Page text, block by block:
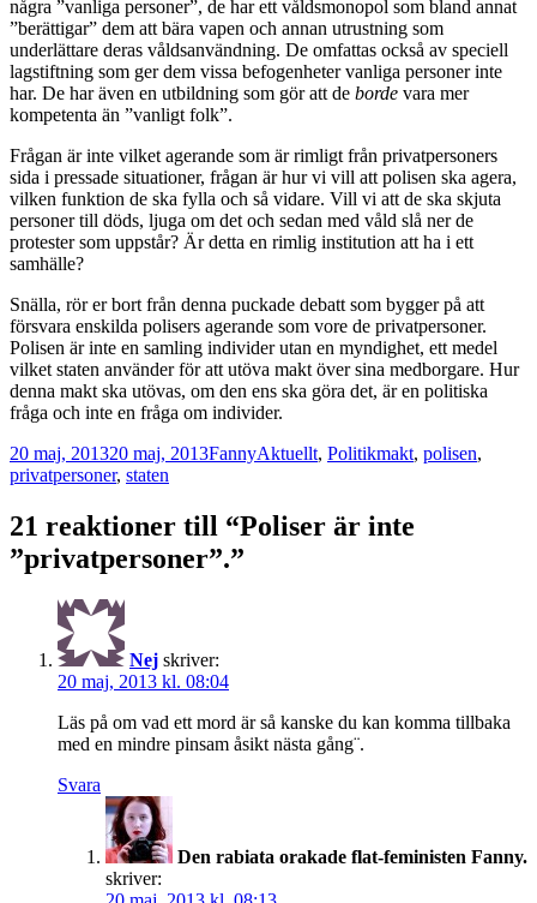
några ”vanliga personer”, de har ett våldsmonopol som bland annat
”berättigar” dem att bära vapen och annan utrustning som
underlättare deras våldsanvändning. De omfattas också av speciell
lagstiftning som ger dem vissa befogenheter vanliga personer inte
har. De har även en utbildning som gör att de borde vara mer
kompetenta än ”vanligt folk”.
Frågan är inte vilket agerande som är rimligt från privatpersoners
sida i pressade situationer, frågan är hur vi vill att polisen ska agera,
vilken funktion de ska fylla och så vidare. Vill vi att de ska skjuta
personer till döds, ljuga om det och sedan med våld slå ner de
protester som uppstår? Är detta en rimlig institution att ha i ett
samhälle?
Snälla, rör er bort från denna puckade debatt som bygger på att
försvara enskilda polisers agerande som vore de privatpersoner.
Polisen är inte en samling individer utan en myndighet, ett medel
vilket staten använder för att utöva makt över sina medborgare. Hur
denna makt ska utövas, om den ens ska göra det, är en politiska
fråga och inte en fråga om individer.
Postat
20 maj, 201320 maj, 2013Författare
FannyKategorier
Aktuellt, PolitikTaggar
makt, polisen,
privatpersoner, staten
21 reaktioner till “Poliser är inte
”privatpersoner”.”
Nej skriver:
20 maj, 2013 kl. 08:04
Läs på om vad ett mord är så kanske du kan komma tillbaka
med en mindre pinsam åsikt nästa gång¨.
Svara
Den rabiata orakade flat-feministen Fanny.
skriver: